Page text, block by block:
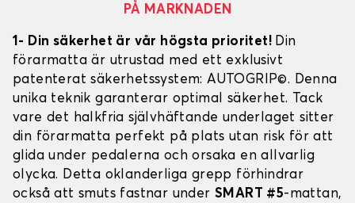
PÅ MARKNADEN
1- Din säkerhet är vår högsta prioritet! Din
förarmatta är utrustad med ett exklusivt
patenterat säkerhetssystem: AUTOGRIP©. Denna
unika teknik garanterar optimal säkerhet. Tack
vare det halkfria självhäftande underlaget sitter
din förarmatta perfekt på plats utan risk för att
glida under pedalerna och orsaka en allvarlig
olycka. Detta oklanderliga grepp förhindrar
också att smuts fastnar under SMART #5-mattan,